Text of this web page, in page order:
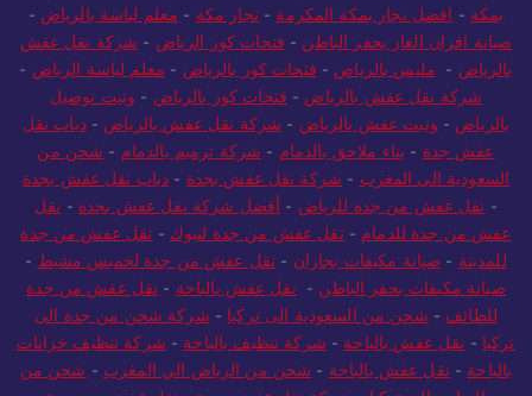
بمكة - افضل نجار بمكة المكرمة - نجار مكة - معلم لياسة بالرياض -
صيانة افران الغاز بحفر الباطن - فتحات كور الرياض - شركة نقل عفش
بالرياض - مليس بالرياض - فتحات كور بالرياض - معلم لياسة الرياض -
شركة نقل عفش بالرياض - فتحات كور بالرياض - ونيت توصيل
بالرياض - ونيت عفش بالرياض - شركة نقل عفش بالرياض -دباب نقل
عفش جدة - بناء ملاحق بالدمام - شركة ترميم بالدمام - شحن من
السعودية الى المغرب - شركة نقل عفش بجدة - دباب نقل عفش بجدة
- نقل عفش من جدة للرياض - أفضل شركة نقل عفش بجدة - نقل
عفش من جدة للدمام - نقل عفش من جدة لتبوك - نقل عفش من جدة
للمدينة - صيانة مكيفات بجازان - نقل عفش من جدة لخميس مشيط -
صيانة مكيفات بحفر الباطن - نقل عفش بالباحة - نقل عفش من جدة
للطائف - شحن من السعودية الى تركيا - شركة شحن من جدة الى
تركيا - نقل عفش بالباحة - شركة تنظيف بالباحة - شركة تنظيف خزانات
بالباحة - نقل عفش بالباحة - شحن من الرياض الي المغرب - شحن من